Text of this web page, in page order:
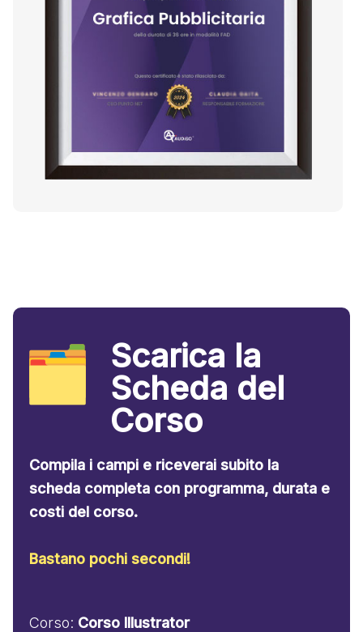
Scarica la
Scheda del
Corso
Compila i campi e riceverai subito la
scheda completa con programma, durata e
costi del corso.
Bastano pochi secondi!
Corso: Corso Illustrator